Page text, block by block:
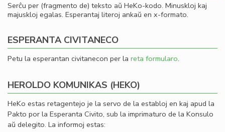
Serĉu per (fragmento de) teksto aŭ HeKo-kodo. Minuskloj kaj
majuskloj egalas. Esperantaj literoj ankaŭ en x-formato.
ESPERANTA CIVITANECO
Petu la esperantan civitanecon per la reta formularo.
HEROLDO KOMUNIKAS (HEKO)
HeKo estas retagentejo je la servo de la establoj en kaj apud la
Pakto por la Esperanta Civito, sub la imprimaturo de la Konsulo
aŭ delegito. La informoj estas: